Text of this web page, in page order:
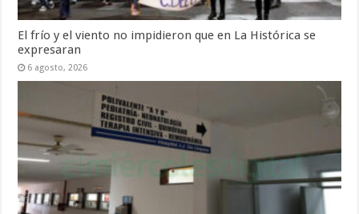
El frío y el viento no impidieron que en La Histórica se
expresaran
6 agosto, 2026